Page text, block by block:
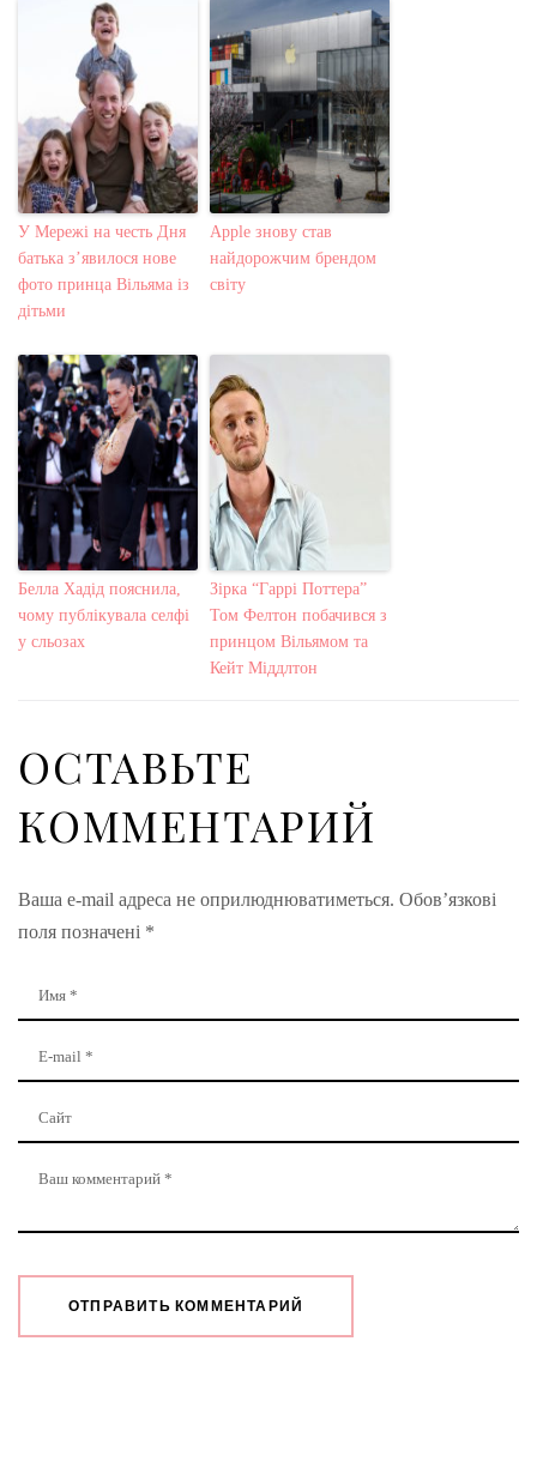
У Мережі на честь Дня
батька з’явилося нове
фото принца Вільяма із
дітьми
Apple знову став
найдорожчим брендом
світу
Белла Хадід пояснила,
чому публікувала селфі
у сльозах
Зірка “Гаррі Поттера”
Том Фелтон побачився з
принцом Вільямом та
Кейт Міддлтон
ОСТАВЬТЕ
КОММЕНТАРИЙ
Ваша e-mail адреса не оприлюднюватиметься. Обов’язкові
поля позначені *